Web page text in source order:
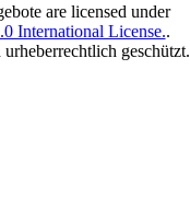
are licensed under
International License..
geschützt.